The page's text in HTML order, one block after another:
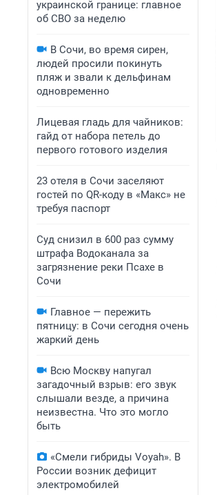
украинской границе: главное
об СВО за неделю
В Сочи, во время сирен,
людей просили покинуть
пляж и звали к дельфинам
одновременно
Лицевая гладь для чайников:
гайд от набора петель до
первого готового изделия
23 отеля в Сочи заселяют
гостей по QR-коду в «Макс» не
требуя паспорт
Суд снизил в 600 раз сумму
штрафа Водоканала за
загрязнение реки Псахе в
Сочи
Главное — пережить
пятницу: в Сочи сегодня очень
жаркий день
Всю Москву напугал
загадочный взрыв: его звук
слышали везде, а причина
неизвестна. Что это могло
быть
«Смели гибриды Voyah». В
России возник дефицит
электромобилей